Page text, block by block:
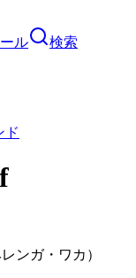
ル 検索
ド
ンガ・ワカ）